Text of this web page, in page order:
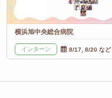
横浜旭中央総合病院
インターン 8/17, 8/20 など